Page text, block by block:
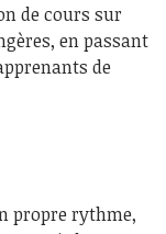
de cours sur
en passant
de
propre rythme,